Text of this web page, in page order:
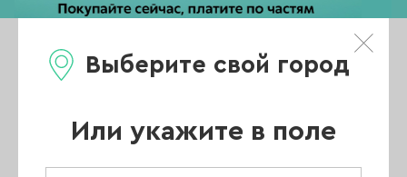
Выберите свой город
Или укажите в поле
Каталог
Главная/